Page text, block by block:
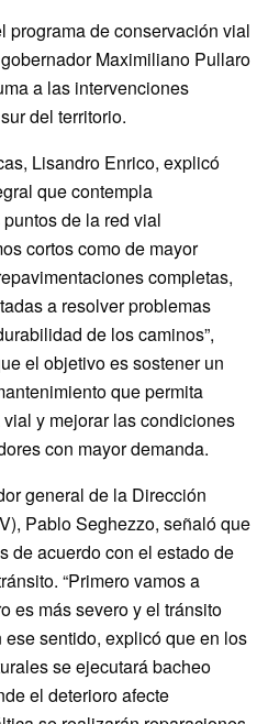
programa de conservación vial
Maximiliano Pullaro
a las intervenciones
del territorio.
Lisandro Enrico, explicó
que contempla
de la red vial
cortos como de mayor
completas,
a resolver problemas
de los caminos”,
el objetivo es sostener un
que permita
y mejorar las condiciones
con mayor demanda.
general de la Dirección
Pablo Seghezzo, señaló que
de acuerdo con el estado de
“Primero vamos a
es más severo y el tránsito
ese sentido, explicó que en los
se ejecutará bacheo
el deterioro afecte